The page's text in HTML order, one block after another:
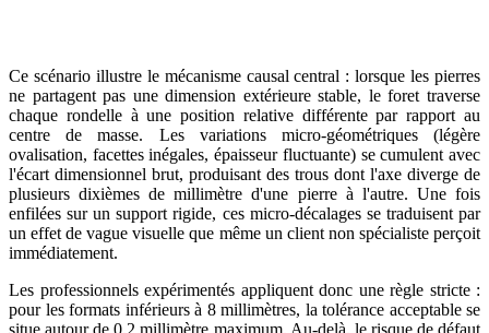
Ce scénario illustre le mécanisme causal central : lorsque les pierres
ne partagent pas une dimension extérieure stable, le foret traverse
chaque rondelle à une position relative différente par rapport au
centre de masse. Les variations micro-géométriques (légère
ovalisation, facettes inégales, épaisseur fluctuante) se cumulent avec
l'écart dimensionnel brut, produisant des trous dont l'axe diverge de
plusieurs dixièmes de millimètre d'une pierre à l'autre. Une fois
enfilées sur un support rigide, ces micro-décalages se traduisent par
un effet de vague visuelle que même un client non spécialiste perçoit
immédiatement.
Les professionnels expérimentés appliquent donc une règle stricte :
pour les formats inférieurs à 8 millimètres, la tolérance acceptable se